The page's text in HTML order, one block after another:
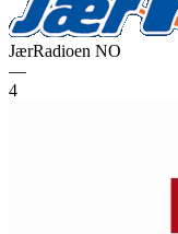
JærRadioen NO
—
4